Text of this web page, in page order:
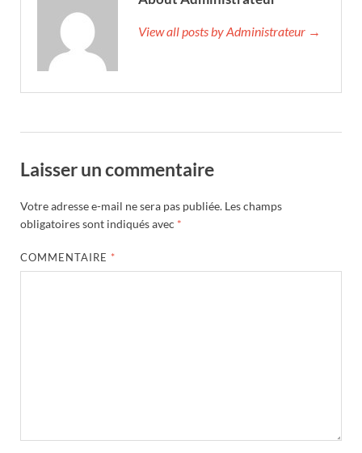
View all posts by Administrateur →
Laisser un commentaire
Votre adresse e-mail ne sera pas publiée. Les champs
obligatoires sont indiqués avec *
COMMENTAIRE *